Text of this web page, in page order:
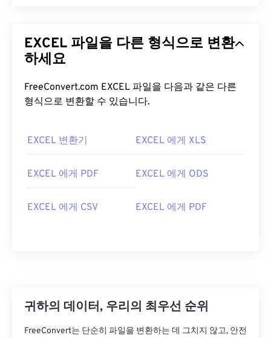
EXCEL 파일을 다른 형식으로 변환
하세요
FreeConvert.com EXCEL 파일을 다음과 같은 다른
형식으로 변환할 수 있습니다.
EXCEL 변환기 EXCEL 에게 XLS
EXCEL 에게 PDF EXCEL 에게 ODS
EXCEL 에게 CSV EXCEL 에게 PDF
귀하의 데이터, 우리의 최우선 순위
FreeConvert는 단순히 파일을 변환하는 데 그치지 않고, 안전